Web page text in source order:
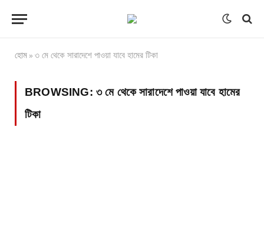
হোম » ৩ মে থেকে সারাদেশে পাওয়া যাবে হামের টিকা
BROWSING: ৩ মে থেকে সারাদেশে পাওয়া যাবে হামের
টিকা